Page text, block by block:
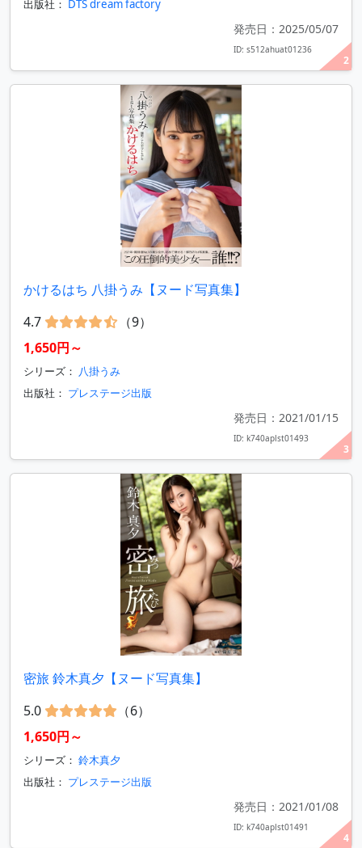
2
出版社： DTS dream factory
発売日：2025/05/07
ID: s512ahuat01236
3
かけるはち 八掛うみ【ヌード写真集】
4.7
（9）
1,650円～
シリーズ： 八掛うみ
出版社： プレステージ出版
発売日：2021/01/15
ID: k740aplst01493
4
密旅 鈴木真夕【ヌード写真集】
5.0
（6）
1,650円～
シリーズ： 鈴木真夕
出版社： プレステージ出版
発売日：2021/01/08
ID: k740aplst01491